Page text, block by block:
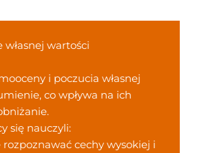
własnej wartości
i poczucia własnej
co wpływa na ich
się nauczyli:
rozpoznawać cechy wysokiej i